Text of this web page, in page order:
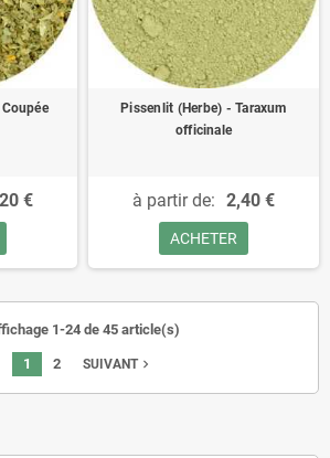
€
Pissenlit (Herbe) - Taraxum
officinale
à partir de: 2,40 €
ACHETER
1-24 de 45 article(s)
1 2 SUIVANTnavigate_next